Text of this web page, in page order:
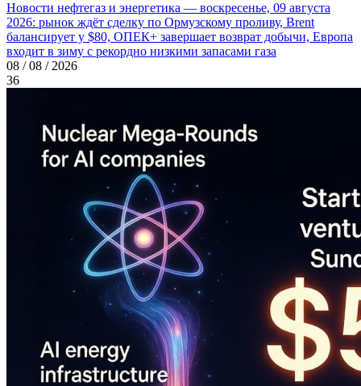
Новости нефтегаз и энергетика — воскресенье, 09 августа
2026: рынок ждёт сделку по Ормузскому проливу, Brent
балансирует у $80, ОПЕК+ завершает возврат добычи, Европа
входит в зиму с рекордно низкими запасами газа
08 / 08 / 2026
36